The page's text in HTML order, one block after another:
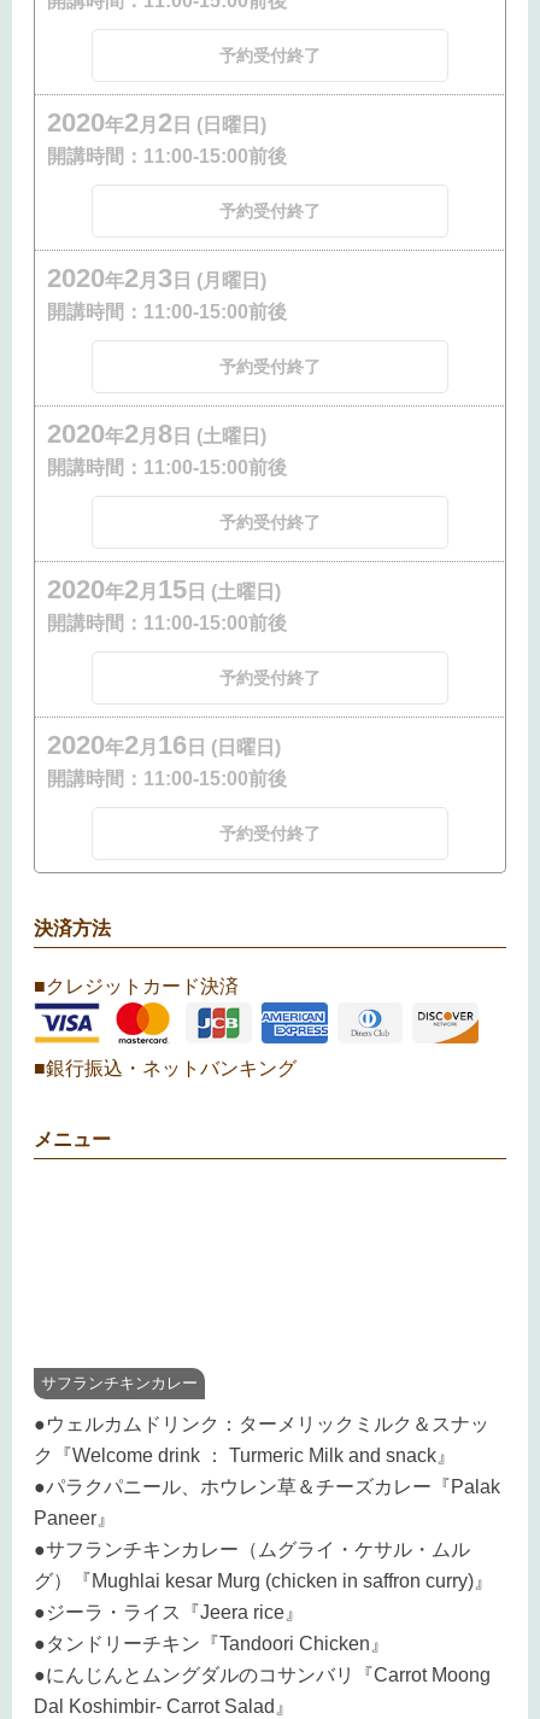
予約受付終了
2020年2月 2 日 (日曜日)
開講時間： 11:00-15:00前後
予約受付終了
2020年2月 3 日 (月曜日)
開講時間： 11:00-15:00前後
予約受付終了
2020年2月 8 日 (土曜日)
開講時間： 11:00-15:00前後
予約受付終了
2020年2月 15 日 (土曜日)
開講時間： 11:00-15:00前後
予約受付終了
2020年2月 16 日 (日曜日)
開講時間： 11:00-15:00前後
予約受付終了
決済方法
■クレジットカード決済
■銀行振込・ネットバンキング
メニュー
サフランチキンカレー
●ウェルカムドリンク：ターメリックミルク＆スナッ
ク『Welcome drink ： Turmeric Milk and snack』
●パラクパニール、ホウレン草＆チーズカレー『Palak
Paneer』
●サフランチキンカレー（ムグライ・ケサル・ムル
グ）『Mughlai kesar Murg (chicken in saffron curry)』
●ジーラ・ライス『Jeera rice』
●タンドリーチキン『Tandoori Chicken』
●にんじんとムングダルのコサンバリ『Carrot Moong
Dal Koshimbir- Carrot Salad』